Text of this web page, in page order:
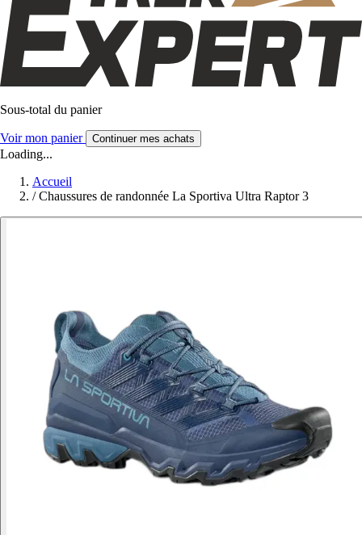
Sous-total du panier
Voir mon panier Continuer mes achats
Loading...
Accueil
/ Chaussures de randonnée La Sportiva Ultra Raptor 3